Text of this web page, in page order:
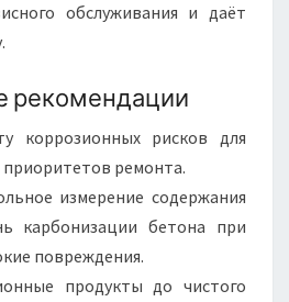
обслуживания и даёт
рекомендации
коррозионных рисков для
приоритетов ремонта.
измерение содержания
карбонизации бетона при
повреждения.
продукты до чистого